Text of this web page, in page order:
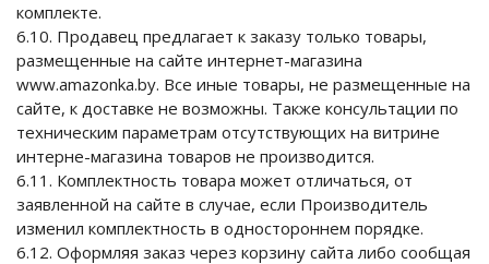
комплекте.
6.10. Продавец предлагает к заказу только товары,
размещенные на сайте интернет-магазина
www.amazonka.by. Все иные товары, не размещенные на
сайте, к доставке не возможны. Также консультации по
техническим параметрам отсутствующих на витрине
интерне-магазина товаров не производится.
6.11. Комплектность товара может отличаться, от
заявленной на сайте в случае, если Производитель
изменил комплектность в одностороннем порядке.
6.12. Оформляя заказ через корзину сайта либо сообщая